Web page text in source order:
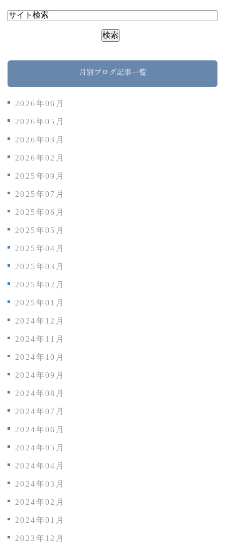
月別ブログ記事一覧
2026年06月
2026年05月
2026年03月
2026年02月
2025年09月
2025年07月
2025年06月
2025年05月
2025年04月
2025年03月
2025年02月
2025年01月
2024年12月
2024年11月
2024年10月
2024年09月
2024年08月
2024年07月
2024年06月
2024年05月
2024年04月
2024年03月
2024年02月
2024年01月
2023年12月